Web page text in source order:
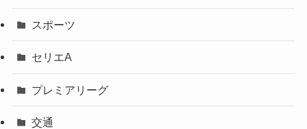
スポーツ
セリエA
プレミアリーグ
交通